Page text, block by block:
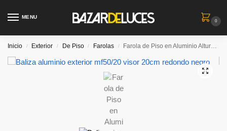
MENU
0
Inicio / Exterior / De Piso / Farolas / Farola de Piso en Aluminio Altura 50 Cm para GU10 – Delta iluminacion